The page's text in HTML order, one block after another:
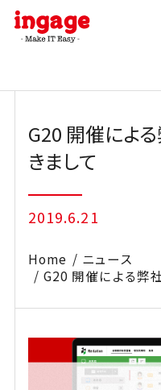
Skip
content
G20 開催によ
きまして
2019.6.21
Home
ニュース
G20 開催による弊